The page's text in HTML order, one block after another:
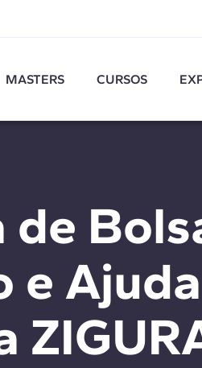
MASTERS CURSOS
de
e Ajuda